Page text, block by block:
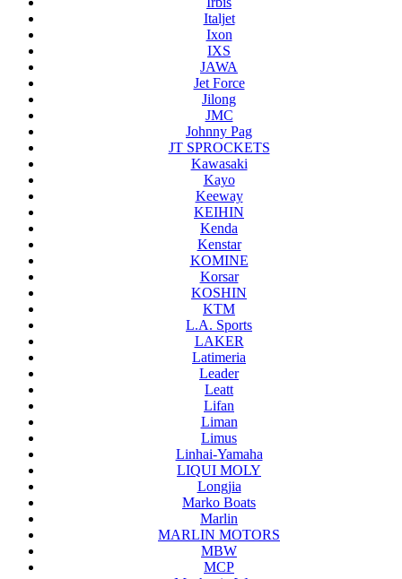
Italjet
Ixon
IXS
JAWA
Jet Force
Jilong
JMC
Johnny Pag
JT SPROCKETS
Kawasaki
Kayo
Keeway
KEIHIN
Kenda
Kenstar
KOMINE
Korsar
KOSHIN
KTM
L.A. Sports
LAKER
Latimeria
Leader
Leatt
Lifan
Liman
Limus
Linhai-Yamaha
LIQUI MOLY
Longjia
Marko Boats
Marlin
MARLIN MOTORS
MBW
MCP